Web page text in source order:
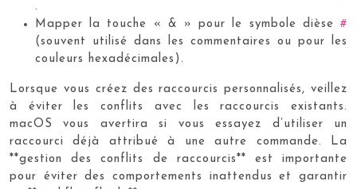
.
Mapper la touche « & » pour le symbole dièse #
(souvent utilisé dans les commentaires ou pour les
couleurs hexadécimales).
Lorsque vous créez des raccourcis personnalisés, veillez
à éviter les conflits avec les raccourcis existants.
macOS vous avertira si vous essayez d’utiliser un
raccourci déjà attribué à une autre commande. La
**gestion des conflits de raccourcis** est importante
pour éviter des comportements inattendus et garantir